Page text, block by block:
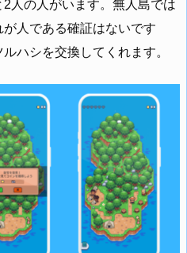
人の人がいます。無人島では
人である確証はないです
ハシを交換してくれます。